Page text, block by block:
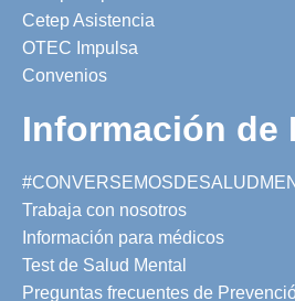
Cetep Asistencia
OTEC Impulsa
Convenios
Información de
Trabaja con nosotros
Información para médicos
Test de Salud Mental
Preguntas frecuentes de